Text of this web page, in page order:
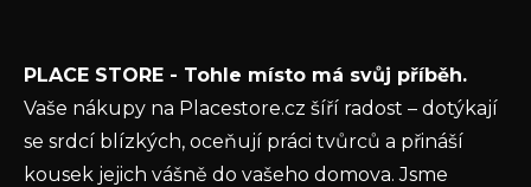
ochrany osobních údajů
PŘIHLÁSIT SE
PLACE STORE - Tohle místo má svůj příběh.
Vaše nákupy na Placestore.cz šíří radost – dotýkají
se srdcí blízkých, oceňují práci tvůrců a přináší
kousek jejich vášně do vašeho domova. Jsme